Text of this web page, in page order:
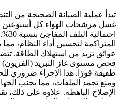
تبدأ عملية الصيانة الصحيحة من
غسل مرشحات الهواء كل أسبوعين
المتراكمة لتحسين أداء النظام،
عوائق تزيد من استهلاك الطاقة.
فحص مستوى غاز التبريد
طفيفة فورًا. هذا الإجراء ضروري
ومنع تجمد الملفات، مما يجنب
الإصلاح الباهظة. علاوة على